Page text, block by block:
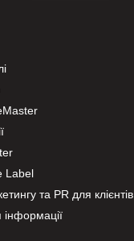
Label
та PR для клієнтів